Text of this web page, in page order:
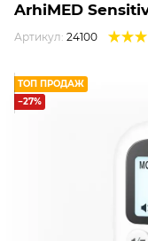
ArhiMED
Артикул: 24100
ТОП ПРОДАЖ
−27%